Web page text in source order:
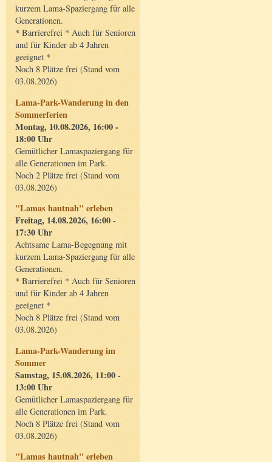
kurzem Lama-Spaziergang für alle
Generationen.
* Barrierefrei * Auch für Senioren
und für Kinder ab 4 Jahren
geeignet *
Noch 8 Plätze frei (Stand vom
03.08.2026)
Lama-Park-Wanderung in den
Sommerferien
Montag, 10.08.2026, 16:00 -
18:00 Uhr
Gemütlicher Lamaspaziergang für
alle Generationen im Park.
Noch 2 Plätze frei (Stand vom
03.08.2026)
"Lamas hautnah" erleben
Freitag, 14.08.2026, 16:00 -
17:30 Uhr
Achtsame Lama-Begegnung mit
kurzem Lama-Spaziergang für alle
Generationen.
* Barrierefrei * Auch für Senioren
und für Kinder ab 4 Jahren
geeignet *
Noch 8 Plätze frei (Stand vom
03.08.2026)
Lama-Park-Wanderung im
Sommer
Samstag, 15.08.2026, 11:00 -
13:00 Uhr
Gemütlicher Lamaspaziergang für
alle Generationen im Park.
Noch 8 Plätze frei (Stand vom
03.08.2026)
"Lamas hautnah" erleben